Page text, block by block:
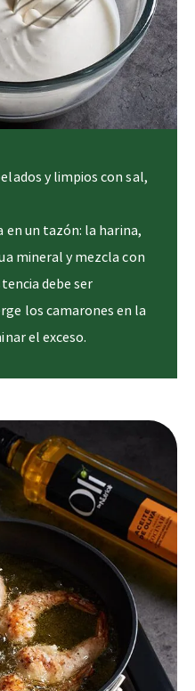
y limpios con sal,
en un tazón: la harina,
mineral y mezcla con
debe ser
los camarones en la
el exceso.